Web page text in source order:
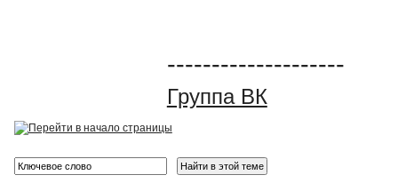
--------------------
Группа ВК